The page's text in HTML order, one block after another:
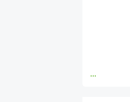
...